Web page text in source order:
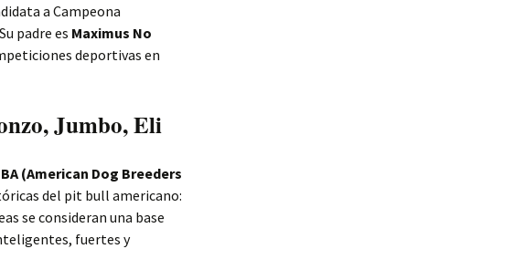
a Campeona
padre es Maximus No
deportivas en
Jumbo, Eli
(American Dog Breeders
del pit bull americano:
se consideran una base
fuertes y